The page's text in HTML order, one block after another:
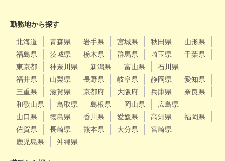
勤務地から探す
北海道 青森県 岩手県 宮城県 秋田県
山形県
福島県
茨城県 栃木県 群馬県 埼玉県
千葉県
東京都
神奈川県 新潟県 富山県
石川県
福井県
山梨県 長野県 岐阜県 静岡県
愛知県
三重県
滋賀県 京都府 大阪府 兵庫県
奈良県
和歌山県
鳥取県 島根県 岡山県
広島県
山口県
徳島県 香川県 愛媛県 高知県
福岡県
佐賀県
長崎県 熊本県 大分県
宮崎県
鹿児島県
沖縄県